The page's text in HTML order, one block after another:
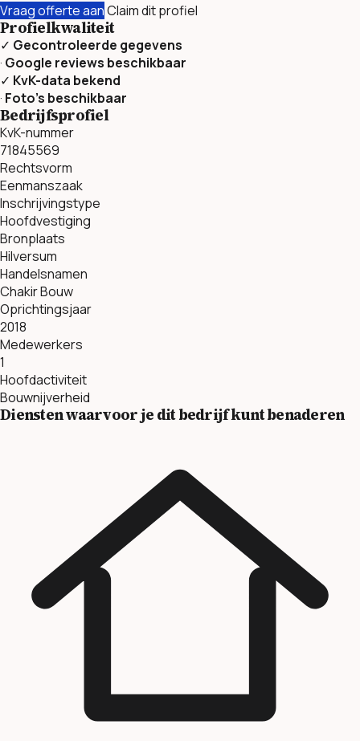
Vraag offerte aanClaim dit profiel
Profielkwaliteit
✓ Gecontroleerde gegevens
· Google reviews beschikbaar
✓ KvK-data bekend
· Foto’s beschikbaar
Bedrijfsprofiel
KvK-nummer
71845569
Rechtsvorm
Eenmanszaak
Inschrijvingstype
Hoofdvestiging
Bronplaats
Hilversum
Handelsnamen
Chakir Bouw
Oprichtingsjaar
2018
Medewerkers
1
Hoofdactiviteit
Bouwnijverheid
Diensten waarvoor je dit bedrijf kunt benaderen